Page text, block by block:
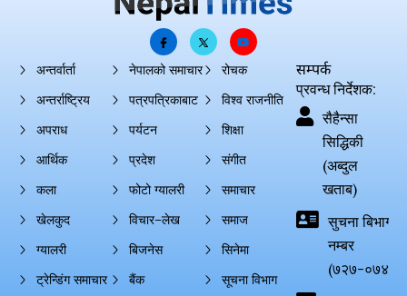
अन्तर्वार्ता
अन्तर्राष्ट्रिय
अपराध
आर्थिक
कला
खेलकुद
ग्यालरी
ट्रेन्डिंग समाचार
नेपालको समाचार
पत्रपत्रिकाबाट
पर्यटन
प्रदेश
फोटो ग्यालरी
विचार–लेख
बिजनेस
बैंक
रोचक
विश्व राजनीति
शिक्षा
संगीत
समाचार
समाज
सिनेमा
सूचना विभाग
सम्पर्क
प्रवन्ध निर्देशक:
सैहैन्सा
सिद्धिकी
(अब्दुल
खताब)
सुचना बिभाग
नम्बर
(७२७-०७४-